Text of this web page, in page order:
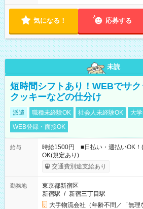
気になる！ 応募する
未読
短時間シフトあり！WEBでサク
クッキーなどの仕分け
派遣 職種未経験OK 社会人未経験OK 大
WEB登録・面接OK
給与
時給1500円 ■日払い・週払いOK
OK(規定あり)
交通費別途支給あり
勤務地
東京都新宿区
新宿駅 / 新宿三丁目駅
大手物流会社（年齢不問／「無